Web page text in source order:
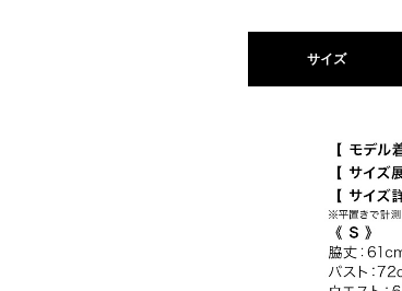
サイズ